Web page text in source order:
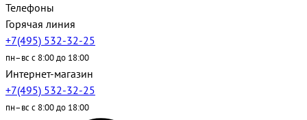
Телефоны
Горячая линия
+7(495) 532-32-25
пн–вс с 8:00 до 18:00
Интернет-магазин
+7(495) 532-32-25
пн–вс с 8:00 до 18:00